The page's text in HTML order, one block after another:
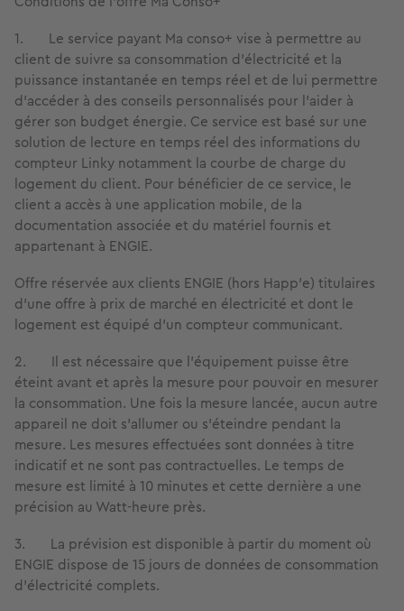
1. Le service payant Ma conso+ vise à permettre au
client de suivre sa consommation d’électricité et la
puissance instantanée en temps réel et de lui permettre
d’accéder à des conseils personnalisés pour l’aider à
gérer son budget énergie. Ce service est basé sur une
solution de lecture en temps réel des informations du
compteur Linky notamment la courbe de charge du
logement du client. Pour bénéficier de ce service, le
client a accès à une application mobile, de la
documentation associée et du matériel fournis et
appartenant à ENGIE.
Offre réservée aux clients ENGIE (hors Happ’e) titulaires
d’une offre à prix de marché en électricité et dont le
logement est équipé d’un compteur communicant.
2. Il est nécessaire que l’équipement puisse être
éteint avant et après la mesure pour pouvoir en mesurer
la consommation. Une fois la mesure lancée, aucun autre
appareil ne doit s’allumer ou s’éteindre pendant la
mesure. Les mesures effectuées sont données à titre
indicatif et ne sont pas contractuelles. Le temps de
mesure est limité à 10 minutes et cette dernière a une
précision au Watt-heure près.
3. La prévision est disponible à partir du moment où
ENGIE dispose de 15 jours de données de consommation
d’électricité complets.